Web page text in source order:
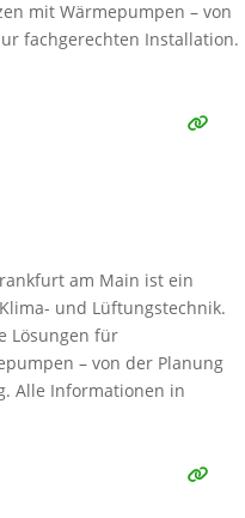
mit Wärmepumpen – von
fachgerechten Installation.
am Main ist ein
und Lüftungstechnik.
Lösungen für
– von der Planung
Alle Informationen in